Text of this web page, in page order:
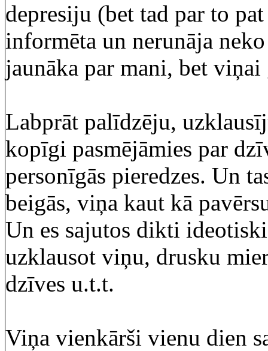
depresiju (bet tad par to
informēta un nerunāja
jaunāka par mani, bet
Labprāt palīdzēju,
kopīgi pasmējāmies par
personīgās pieredzes. Un
beigās, viņa kaut kā
Un es sajutos dikti
uzklausot viņu, drusku
dzīves u.t.t.
Viņa vienkārši vienu dien